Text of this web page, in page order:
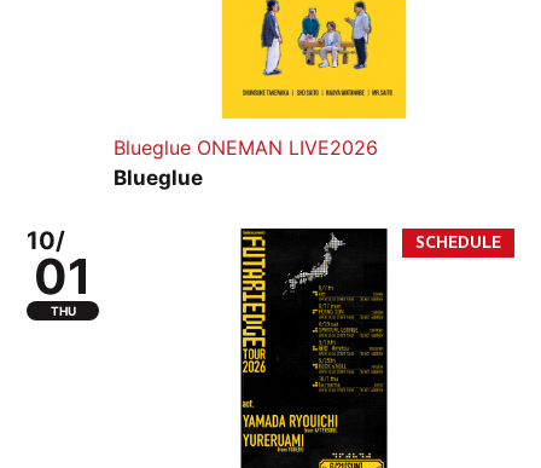
Blueglue ONEMAN LIVE2026
Blueglue
10/
01
THU